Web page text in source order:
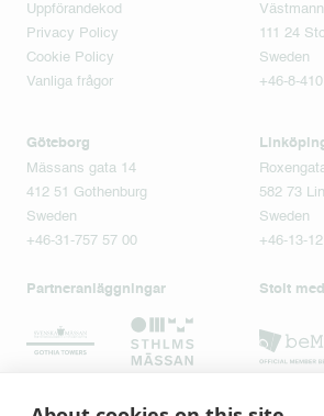
Uppförandekod
Privacy Policy
Cookie Policy
Vanliga frågor
111 24
Sweden
+46-8-
Göteborg
Mässans gata 14
412 51 Gothenburg
Sweden
+46-31-757 57 00
582 73
Sweden
+46-13-
Partneranläggningar Stolt